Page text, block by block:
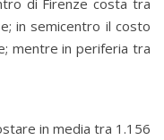
di Firenze costa tra
in semicentro il costo
mentre in periferia tra
in media tra 1.156